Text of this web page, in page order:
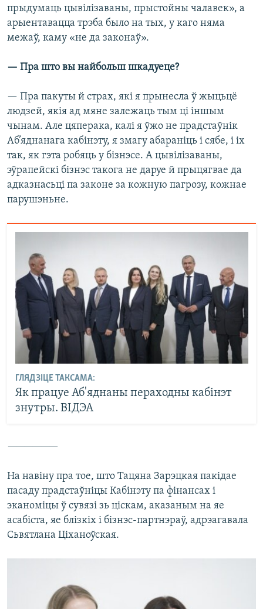
прыдумаць цывілізаваны, прыстойны чалавек», а
арыентавацца трэба было на тых, у каго няма
межаў, каму «не да законаў».
— Пра што вы найбольш шкадуеце?
— Пра пакуты й страх, які я прынесла ў жыцьцё
людзей, якія ад мяне залежаць тым ці іншым
чынам. Але цяперака, калі я ўжо не прадстаўнік
Аб’яднанага кабінэту, я змагу абараніць і сябе, і іх
так, як гэта робяць у бізнэсе. А цывілізаваны,
эўрапейскі бізнэс такога не даруе й прыцягвае да
адказнасьці па законе за кожную пагрозу, кожнае
парушэньне.
ГЛЯДЗІЦЕ ТАКСАМА:
Як працуе Аб'яднаны пераходны кабінэт
знутры. ВІДЭА
——————
На навіну пра тое, што Тацяна Зарэцкая пакідае
пасаду прадстаўніцы Кабінэту па фінансах і
эканоміцы ў сувязі зь ціскам, аказаным на яе
асабіста, яе блізкіх і бізнэс-партнэраў, адрэагавала
Сьвятлана Ціханоўская.